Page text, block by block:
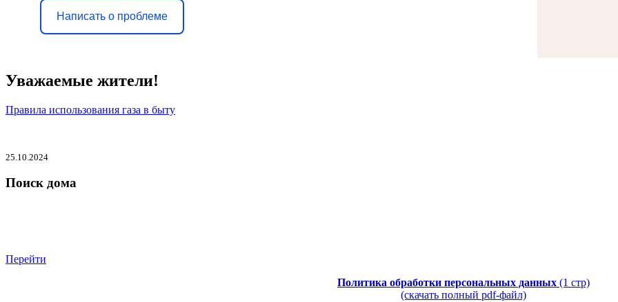
Написать о проблеме
Уважаемые жители!
Правила использования газа в быту
25.10.2024
Поиск дома
Перейти
Политика обработки персональных данных (1 стр)
(скачать полный pdf-файл)